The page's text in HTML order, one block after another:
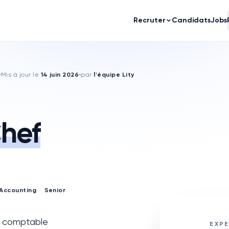
Recruter CandidatsJobs
Mis à jour le 14 juin 2026 par l'équipe Lity
· Senior
comptable